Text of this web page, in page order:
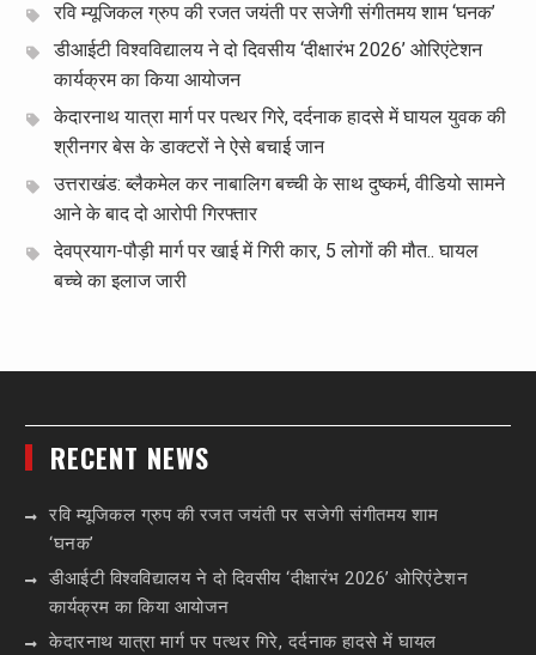
रवि म्यूजिकल ग्रुप की रजत जयंती पर सजेगी संगीतमय शाम ‘घनक’
डीआईटी विश्वविद्यालय ने दो दिवसीय ‘दीक्षारंभ 2026’ ओरिएंटेशन
कार्यक्रम का किया आयोजन
केदारनाथ यात्रा मार्ग पर पत्थर गिरे, दर्दनाक हादसे में घायल युवक की
श्रीनगर बेस के डाक्टरों ने ऐसे बचाई जान
उत्तराखंड: ब्लैकमेल कर नाबालिग बच्ची के साथ दुष्कर्म, वीडियो सामने
आने के बाद दो आरोपी गिरफ्तार
देवप्रयाग-पौड़ी मार्ग पर खाई में गिरी कार, 5 लोगों की मौत.. घायल
बच्चे का इलाज जारी
RECENT NEWS
रवि म्यूजिकल ग्रुप की रजत जयंती पर सजेगी संगीतमय शाम
‘घनक’
डीआईटी विश्वविद्यालय ने दो दिवसीय ‘दीक्षारंभ 2026’ ओरिएंटेशन
कार्यक्रम का किया आयोजन
केदारनाथ यात्रा मार्ग पर पत्थर गिरे, दर्दनाक हादसे में घायल